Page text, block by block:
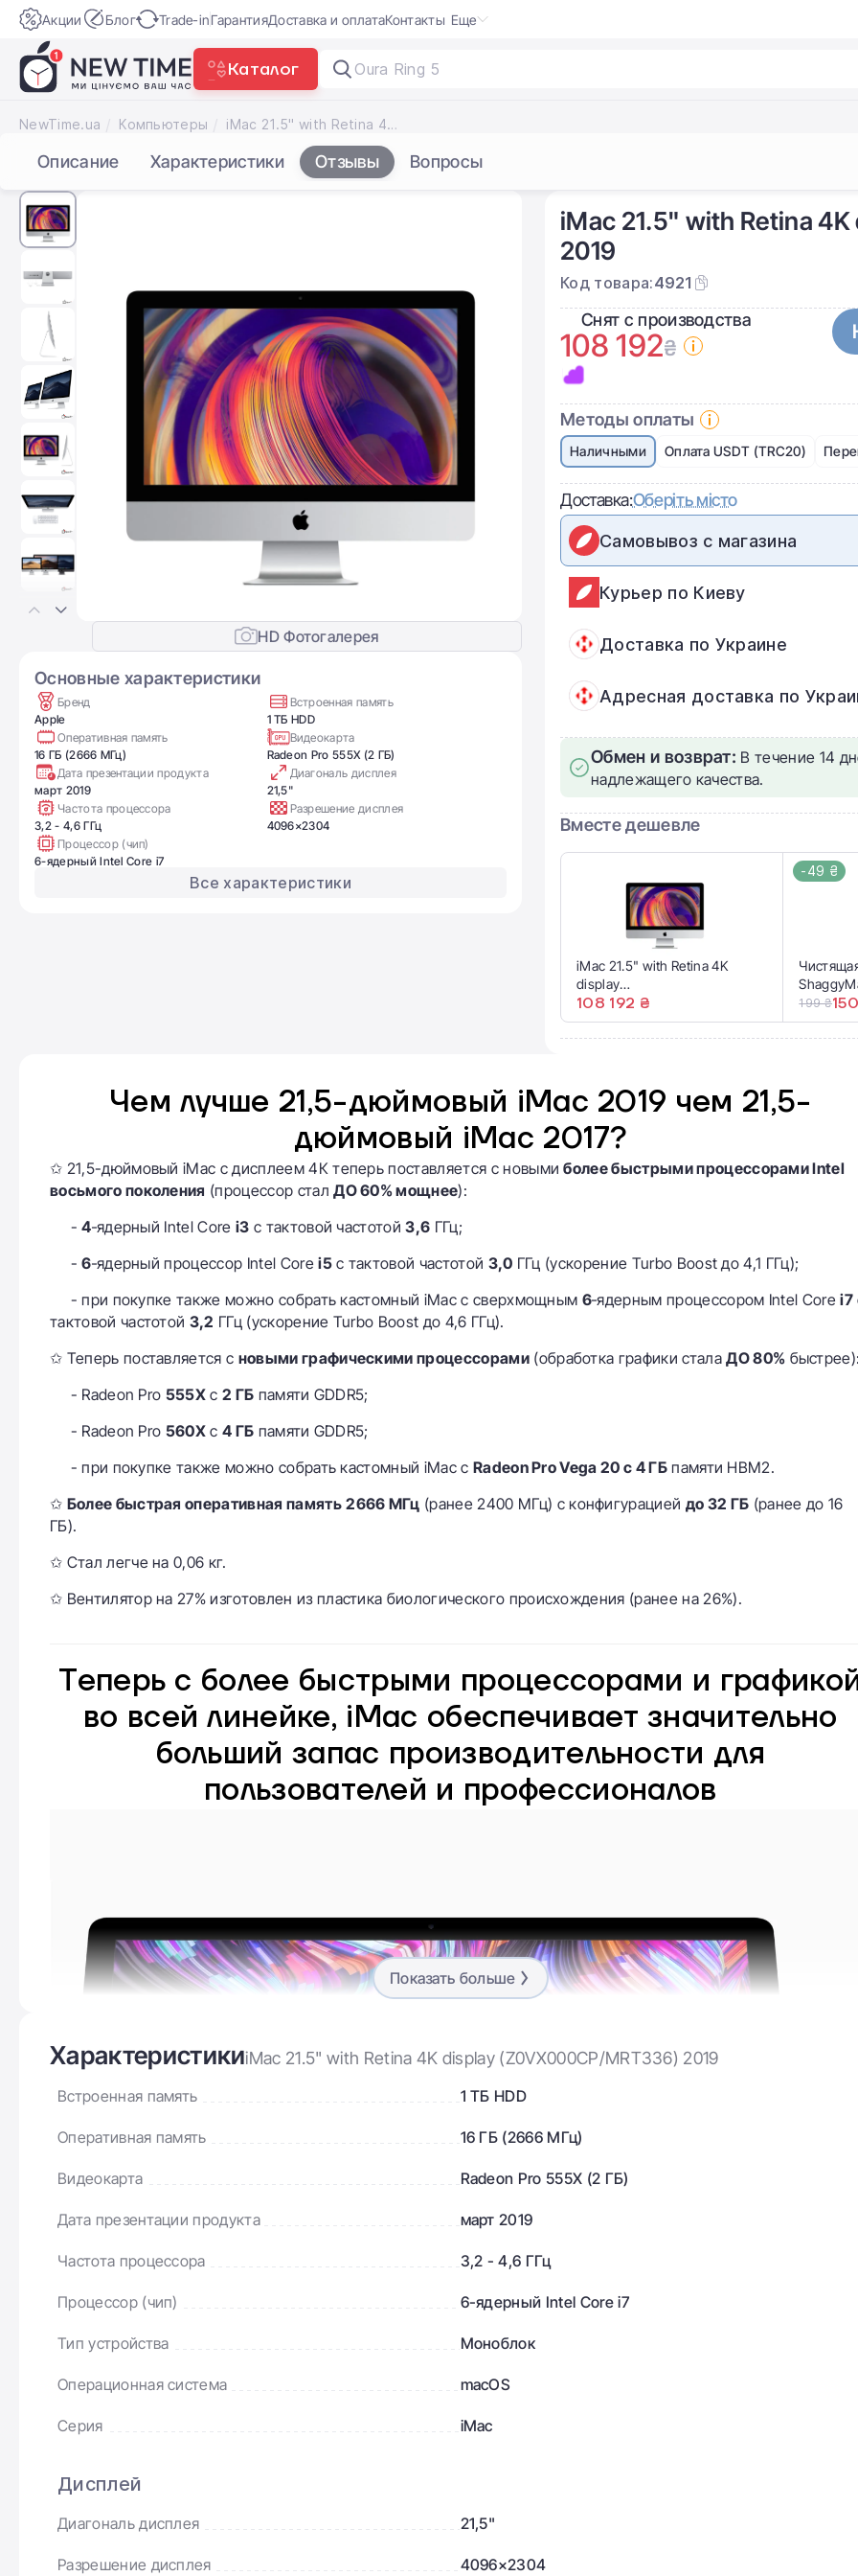
Акции Блог Trade-inГарантияДоставка и оплатаКонтакты Еще
Каталог X
NewTime.ua Компьютеры iMac 21.5" with Retina 4K display (Z0VX000CP/MRT336) 2019
Описание Характеристики Отзывы Вопросы
iMac 21.5" with Retina
2019
Код товара:4921
Снят с производства
108 192₴
Методы оплаты
Наличными Оплата USDT (TRC20)
Доставка:Оберіть місто
Самовывоз с магазина
Курьер по Киеву
Доставка по Украине
Адресная доставка по
Обмен и возврат: В течение 14
надлежащего качества.
Вместе дешевле
iMac 21.5" with Retina 4K
display
(Z0VX000CP/MRT336) 2019
108 192 ₴
-49 ₴
Pro
Spray
199 ₴
HD Фотогалерея
Основные характеристики
Бренд
Apple
Встроенная память
1 ТБ HDD
Оперативная память
16 ГБ (2666 МГц)
Видеокарта
Radeon Pro 555X (2 ГБ)
Дата презентации продукта
март 2019
Диагональ дисплея
21,5"
Частота процессора
3,2 - 4,6 ГГц
Разрешение дисплея
4096×2304
Процессор (чип)
6-ядерный Intel Core i7
Все характеристики
Чем лучше 21,5-дюймовый iMac 2019 чем 21,5-
дюймовый iMac 2017?
✩ 21,5-дюймовый iMac с дисплеем 4К теперь поставляется с новымиболее быстрыми процессорами Intel
восьмого поколения (процессор сталДО 60% мощнее):
-4‑ядерный Intel Core i3 с тактовой частотой3,6 ГГц;
-6‑ядерный процессор Intel Corei5с тактовой частотой 3,0 ГГц (ускорение Turbo Boost до 4,1 ГГц);
- при покупке также можно собрать кастомный iMac с сверхмощным 6‑ядерным процессором Intel Corei7
тактовой частотой 3,2 ГГц (ускорение Turbo Boost до 4,6 ГГц).
✩ Теперь поставляется с новыми графическими процессорами(обработка графики сталаДО 80% быстрее):
- Radeon Pro 555X с2 ГБ памяти GDDR5;
- Radeon Pro 560X с4 ГБ памяти GDDR5;
- при покупке также можно собрать кастомный iMac с Radeon Pro Vega 20 с 4 ГБпамяти HBM2.
✩ Более быстрая оперативная память 2666 МГц (ранее 2400 МГц) с конфигурацией до 32 ГБ (ранее до 16
ГБ).
✩ Стал легче на 0,06 кг.
✩ Вентилятор на 27% изготовлен из пластика биологического происхождения (ранее на 26%).
Теперь с более быстрыми процессорами и
во всей линейке, iMac обеспечивает значительно
больший запас производительности для
пользователей и профессионалов
Показать больше
ХарактеристикиiMac 21.5" with Retina 4K display (Z0VX000CP/MRT336) 2019
Встроенная память 1 ТБ HDD
Оперативная память 16 ГБ (2666 МГц)
Видеокарта Radeon Pro 555X (2 ГБ)
Дата презентации продукта март 2019
Частота процессора 3,2 - 4,6 ГГц
Процессор (чип) 6-ядерный Intel Core i7
Тип устройства Моноблок
Операционная система macOS
Серия iMac
Дисплей
Диагональ дисплея 21,5"
Разрешение дисплея 4096×2304